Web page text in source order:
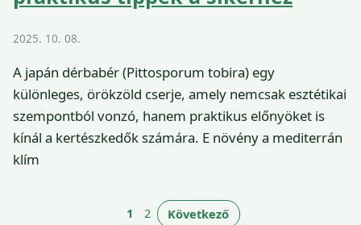
2025. 10. 08.
A japán dérbabér (Pittosporum tobira) egy
különleges, örökzöld cserje, amely nemcsak esztétikai
szempontból vonzó, hanem praktikus előnyöket is
kínál a kertészkedők számára. E növény a mediterrán
klím
1 2 Következő